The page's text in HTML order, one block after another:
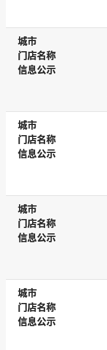
城市
城市
门店名称
门店名称
信息公示
信息公示
城市
城市
门店名称
门店名称
信息公示
信息公示
城市
城市
门店名称
门店名称
信息公示
信息公示
城市
城市
门店名称
门店名称
信息公示
信息公示